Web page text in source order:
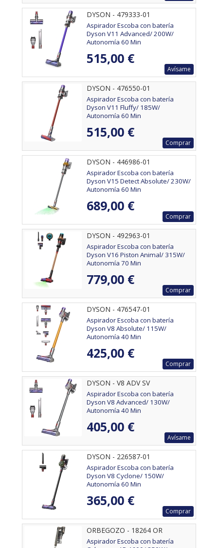
DYSON - 479333-01
Aspirador Escoba con batería
Dyson V11 Advanced/ 200W/
Autonomía 60 Min
515,00 €
Avísame
DYSON - 476550-01
Aspirador Escoba con batería
Dyson V11 Fluffy/ 185W/
Autonomía 60 Min
515,00 €
Comprar
DYSON - 446986-01
Aspirador Escoba con batería
Dyson V15 Detect Absolute/ 230W/
Autonomía 60 Min
689,00 €
Comprar
DYSON - 492963-01
Aspirador Escoba con batería
Dyson V16 Piston Animal/ 315W/
Autonomía 70 Min
779,00 €
Comprar
DYSON - 476547-01
Aspirador Escoba con batería
Dyson V8 Absolute/ 115W/
Autonomía 40 Min
425,00 €
Comprar
DYSON - V8 ADV SV
Aspirador Escoba con batería
Dyson V8 Advanced/ 130W/
Autonomía 40 Min
405,00 €
Avísame
DYSON - 226587-01
Aspirador Escoba con batería
Dyson V8 Cyclone/ 150W/
Autonomía 60 Min
365,00 €
Comprar
ORBEGOZO - 18264 OR
Aspirador Escoba con batería